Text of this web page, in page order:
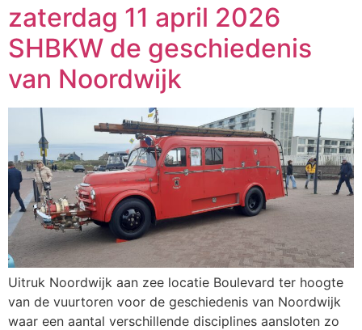
zaterdag 11 april 2026
SHBKW de geschiedenis
van Noordwijk
Uitruk Noordwijk aan zee locatie Boulevard ter hoogte
van de vuurtoren voor de geschiedenis van Noordwijk
waar een aantal verschillende disciplines aansloten zo